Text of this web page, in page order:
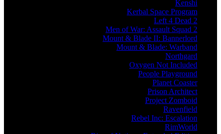
Kenshi
Kerbal Space Program
Left 4 Dead 2
Men of War: Assault Squad 2
Mount & Blade II: Bannerlord
Mount & Blade: Warband
Northgard
Oxygen Not Included
People Playground
Planet Coaster
Prison Architect
Project Zomboid
Ravenfield
Rebel Inc: Escalation
RimWorld